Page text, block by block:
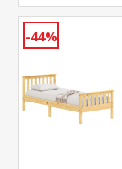
-44%